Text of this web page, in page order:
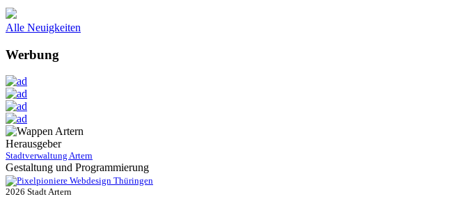
Alle Neuigkeiten
Werbung
Herausgeber
Stadtverwaltung Artern
Gestaltung und Programmierung
Webdesign Thüringen
2026 Stadt Artern